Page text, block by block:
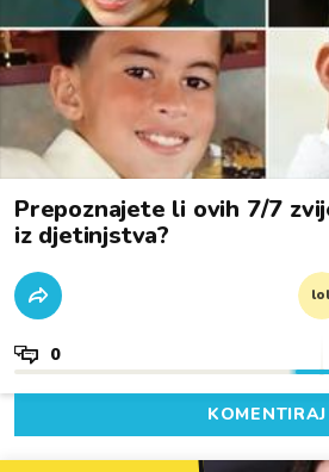
Prepoznajete li ovih 7/7
iz djetinjstva?
0
KOMENTIRAJ